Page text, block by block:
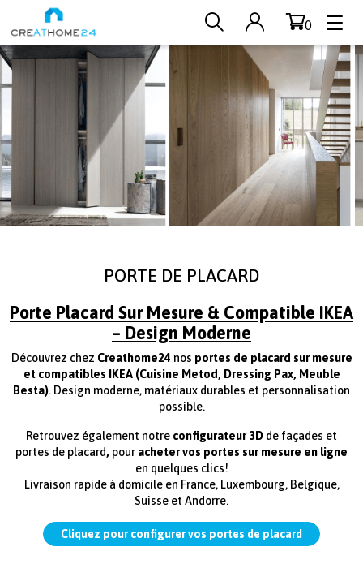
Aller au contenu principal
0
PORTE DE PLACARD
Porte Placard Sur Mesure & Compatible IKEA
– Design Moderne
Découvrez chez Creathome24 nos portes de placard sur mesure
et compatibles IKEA (Cuisine Metod, Dressing Pax, Meuble
Besta). Design moderne, matériaux durables et personnalisation
possible.
Retrouvez également notre configurateur 3D de façades et
portes de placard,pour acheter vos portes sur mesure en ligne
en quelques clics!
Livraison rapide à domicile en France, Luxembourg, Belgique,
Suisse et Andorre.
Cliquez pour configurer vos portes de placard